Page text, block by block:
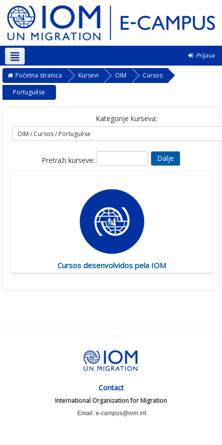
Prijava
Srpski ‎(sr_lt)‎
Početna stranica Kursevi OIM
Cursos
Portuguêse
Kategorije kurseva:
Pretraži kurseve:
Cursos desenvolvidos pela IOM
Contact
International Organization for Migration
Email: e-campus@iom.int